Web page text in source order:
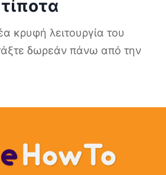
κρυφή λειτουργία του
δωρεάν πάνω από την